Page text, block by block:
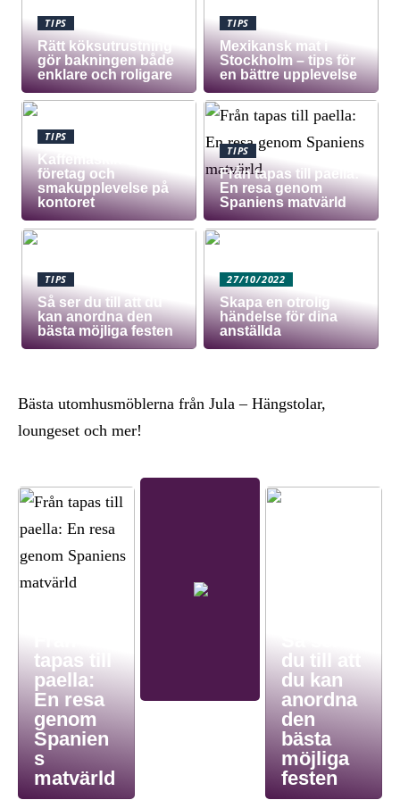
TIPS
Rätt köksutrustning
gör bakningen både
enklare och roligare
TIPS
Mexikansk mat i
Stockholm – tips för
en bättre upplevelse
TIPS
Kaffemaskin för
företag och
smakupplevelse på
kontoret
TIPS
Från tapas till paella:
En resa genom
Spaniens matvärld
TIPS
Så ser du till att du
kan anordna den
bästa möjliga festen
27/10/2022
Skapa en otrolig
händelse för dina
anställda
Bästa utomhusmöblerna från Jula – Hängstolar,
loungeset och mer!
tapas till
paella:
En resa
genom
Spanien
s
matvärld
du till att
du kan
anordna
den
bästa
möjliga
festen